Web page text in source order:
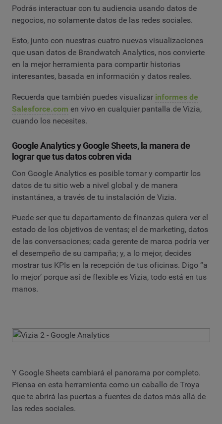
Podrás interactuar con tu audiencia usando datos de
negocios, no solamente datos de las redes sociales.
Esto, junto con nuestras cuatro nuevas visualizaciones
que usan datos de Brandwatch Analytics, nos convierte
en la mejor herramienta para compartir historias
interesantes, basada en información y datos reales.
Recuerda que también puedes visualizar informes de
Salesforce.com en vivo en cualquier pantalla de Vizia,
cuando los necesites.
Google Analytics y Google Sheets, la manera de
lograr que tus datos cobren vida
Con Google Analytics es posible tomar y compartir los
datos de tu sitio web a nivel global y de manera
instantánea, a través de tu instalación de Vizia.
Puede ser que tu departamento de finanzas quiera ver el
estado de los objetivos de ventas; el de marketing, datos
de las conversaciones; cada gerente de marca podría ver
el desempeño de su campaña; y, a lo mejor, decides
mostrar tus KPIs en la recepción de tus oficinas. Digo “a
lo mejor’ porque así de flexible es Vizia, todo está en tus
manos.
Y Google Sheets cambiará el panorama por completo.
Piensa en esta herramienta como un caballo de Troya
que te abrirá las puertas a fuentes de datos más allá de
las redes sociales.